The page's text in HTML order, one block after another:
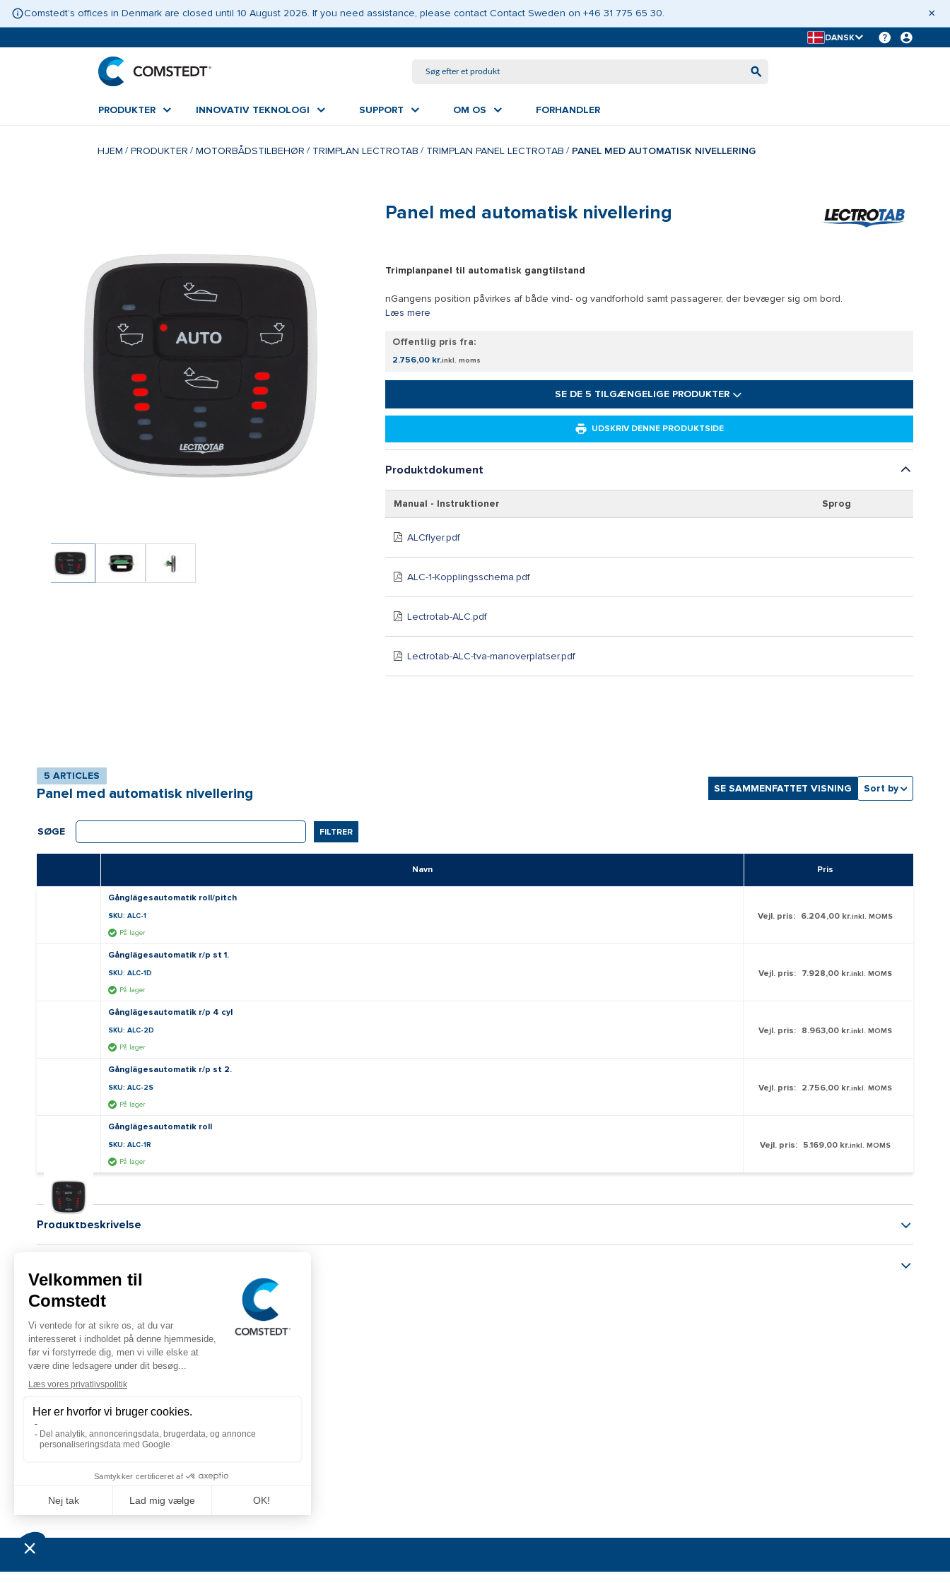
Comstedt’s offices in Denmark are closed until 10 August 2026. If you need assistance, please contact Contact Sweden on +46 31 775 65 30. ×
DANSK
PRODUKTER INNOVATIV TEKNOLOGI SUPPORT OM OS FORHANDLER
HJEM PRODUKTER MOTORBÅDSTILBEHØR TRIMPLAN LECTROTAB TRIMPLAN PANEL LECTROTAB PANEL MED AUTOMATISK NIVELLERING
Panel med automatisk nivellering
Trimplanpanel til automatisk gangtilstand
nGangens position påvirkes af både vind- og vandforhold samt passagerer, der bevæger sig om bord.
Læs mere
Offentlig pris fra:
2.756,00 kr.inkl. moms
SE DE 5 TILGÆNGELIGE PRODUKTER
UDSKRIV DENNE PRODUKTSIDE
Produktdokument
Manual - Instruktioner Sprog
ALCflyer.pdf
ALC-1-Kopplingsschema.pdf
Lectrotab-ALC.pdf
Lectrotab-ALC-tva-manoverplatser.pdf
SØGE FILTRER
5 ARTICLES
Panel med automatisk nivellering SE SAMMENFATTET VISNING Sort by
Navn Pris
Gånglägesautomatik roll/pitch
SKU: ALC-1
På lager
Vejl. pris: 6.204,00 kr.inkl. MOMS
Gånglägesautomatik r/p st 1.
SKU: ALC-1D
På lager
Vejl. pris: 7.928,00 kr.inkl. MOMS
Gånglägesautomatik r/p 4 cyl
SKU: ALC-2D
På lager
Vejl. pris: 8.963,00 kr.inkl. MOMS
Gånglägesautomatik r/p st 2.
SKU: ALC-2S
På lager
Vejl. pris: 2.756,00 kr.inkl. MOMS
Gånglägesautomatik roll
SKU: ALC-1R
På lager
Vejl. pris: 5.169,00 kr.inkl. MOMS
Produktbeskrivelse